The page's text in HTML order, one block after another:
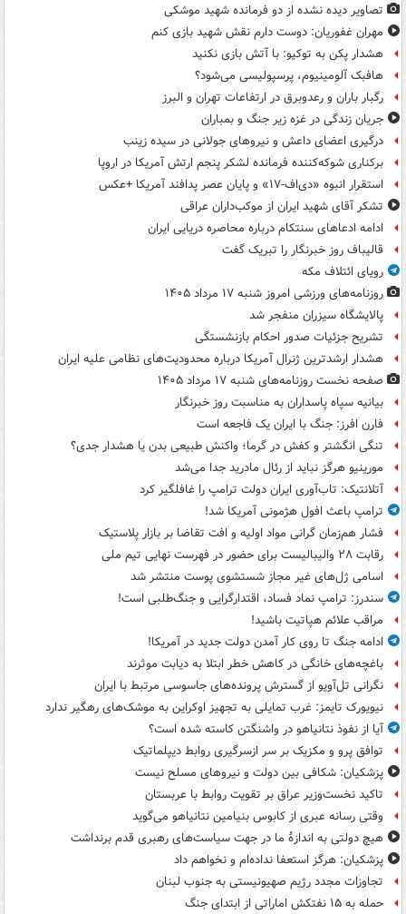
تصاویر دیده‌ نشده از دو فرمانده شهید موشکی
مهران غفوریان: دوست دارم نقش شهید بازی کنم
هشدار پکن به توکیو: با آتش بازی نکنید
هافبک آلومینیوم، پرسپولیسی می‌شود؟
رگبار باران و رعدوبرق در ارتفاعات تهران و البرز
جریان زندگی در غزه زیر جنگ و بمباران
درگیری اعضای داعش و نیروهای جولانی در سیده زینب
برکناری شوکه‌کننده فرمانده لشکر پنجم ارتش آمریکا در اروپا
استقرار انبوه «دی‌اف‑۱۷» و پایان عصر پدافند آمریکا +عکس
تشکر آقای شهید ایران از موکب‌داران عراقی
ادامه ادعاهای سنتکام درباره محاصره دریایی ایران
قالیباف روز خبرنگار را تبریک گفت
رویای ائتلاف مکه
روزنامه‌های ورزشی امروز ‌شنبه ۱۷ مرداد ۱۴۰۵
پالایشگاه سیزران منفجر شد
تشریح جزئیات صدور احکام بازنشستگی
هشدار ارشدترین ژنرال آمریکا درباره محدودیت‌های نظامی علیه ایران
صفحه نخست روزنامه‌های شنبه ۱۷ مرداد ۱۴۰۵
بیانیه سپاه پاسداران به مناسبت روز خبرنگار
فارن افرز: جنگ با ایران یک فاجعه است
تنگی انگشتر و کفش در گرما؛ واکنش طبیعی بدن یا هشدار جدی؟
مورینیو هرگز نباید از رئال مادرید جدا می‌شد
آتلانتیک: تاب‌آوری ایران دولت ترامپ را غافلگیر کرد
ترامپ باعث افول هژمونی آمریکا شد!
فشار هم‌زمان گرانی مواد اولیه و افت تقاضا بر بازار پلاستیک
رقابت ۲۸ والیبالیست برای حضور در فهرست نهایی تیم ملی
اسامی ژل‌های غیر مجاز شستشوی پوست منتشر شد
سندرز: ترامپ نماد فساد، اقتدارگرایی و جنگ‌طلبی است!
مراقب علائم هپاتیت باشید!
ادامه جنگ تا روی کار آمدن دولت جدید در آمریکا!
باغچه‌های خانگی در کاهش خطر ابتلا به دیابت موثرند
نگرانی تل‌آویو از گسترش پرونده‌های جاسوسی مرتبط با ایران
نیویورک تایمز: غرب تمایلی به تجهیز اوکراین به موشک‌های رهگیر ندارد
آیا از نفوذ نتانیاهو در واشنگتن کاسته شده است؟
توافق پرو و مکزیک بر سر ازسرگیری روابط دیپلماتیک
پزشکیان: شکافی بین دولت و نیروهای مسلح نیست
تاکید نخست‌وزیر عراق بر تقویت روابط با عربستان
وقتی رسانه عبری از کابوس بنیامین نتانیاهو می‌گوید
هیچ دولتی به اندازۀ ما در جهت سیاست‌های رهبری قدم برنداشت
پزشکیان: هرگز استعفا نداده‌ام و نخواهم داد
تجاوزات مجدد رژیم صهیونیستی به جنوب لبنان
حمله به ۱۵ نفتکش‌ اماراتی از ابتدای جنگ